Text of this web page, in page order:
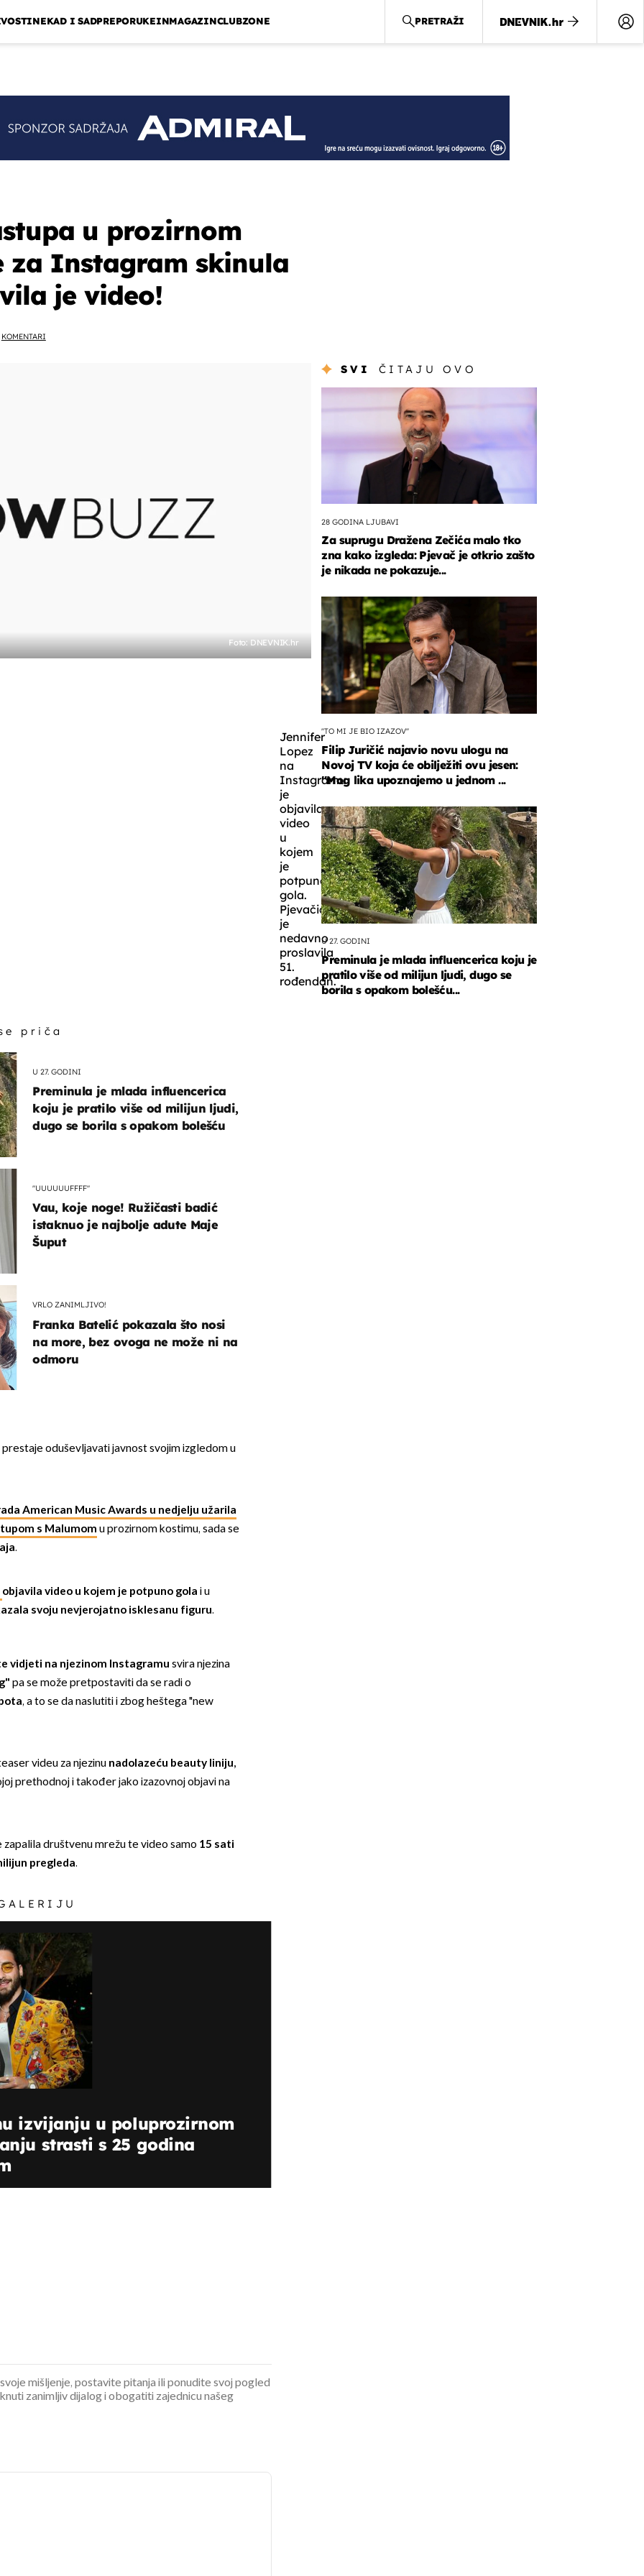
NEKAD I SADPREPORUKEINMAGAZINCLUBZONE PRETRAŽI
u prozirnom
za Instagram skinula
je video!
KOMENTARI
Foto: DNEVNIK.hr
Jennifer
Lopez
na
Instagramu
je
objavila
video
u
kojem
je
potpuno
gola.
Pjevačica
je
nedavno
proslavila
51.
rođendan.
priča
U 27. GODINI
Preminula je mlada influencerica
koju je pratilo više od milijun ljudi,
dugo se borila s opakom bolešću
"UUUUUUFFFF"
Vau, koje noge! Ružičasti badić
istaknuo je najbolje adute Maje
Šuput
VRLO ZANIMLJIVO!
Franka Batelić pokazala što nosi
na more, bez ovoga ne može ni na
odmoru
prestaje oduševljavati javnost svojim izgledom u
American Music Awards u nedjelju užarila
s Malumom u prozirnom kostimu, sada se
.
objavila video u kojem je potpuno gola i u
svoju nevjerojatno isklesanu figuru.
vidjeti na njezinom Instagramu svira njezina
pa se može pretpostaviti da se radi o
, a to se da naslutiti i zbog heštega "new
videu za njezinu nadolazeću beauty liniju,
prethodnoj i također jako izazovnoj objavi na
zapalila društvenu mrežu te video samo 15 sati
pregleda.
izvijanju u poluprozirnom
strasti s 25 godina
SVI ČITAJU OVO
28 GODINA LJUBAVI
Za suprugu Dražena Zečića malo tko
zna kako izgleda: Pjevač je otkrio zašto
je nikada ne pokazuje...
''TO MI JE BIO IZAZOV''
Filip Juričić najavio novu ulogu na
Novoj TV koja će obilježiti ovu jesen:
''Mog lika upoznajemo u jednom ...
U 27. GODINI
Preminula je mlada influencerica koju je
pratilo više od milijun ljudi, dugo se
borila s opakom bolešću...
mišljenje, postavite pitanja ili ponudite svoj pogled
zanimljiv dijalog i obogatiti zajednicu našeg